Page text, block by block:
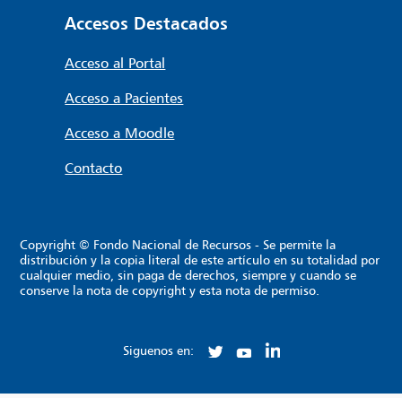
Accesos Destacados
Acceso al Portal
Acceso a Pacientes
Acceso a Moodle
Contacto
Copyright © Fondo Nacional de Recursos - Se permite la
distribución y la copia literal de este artículo en su totalidad por
cualquier medio, sin paga de derechos, siempre y cuando se
conserve la nota de copyright y esta nota de permiso.
Siguenos en: